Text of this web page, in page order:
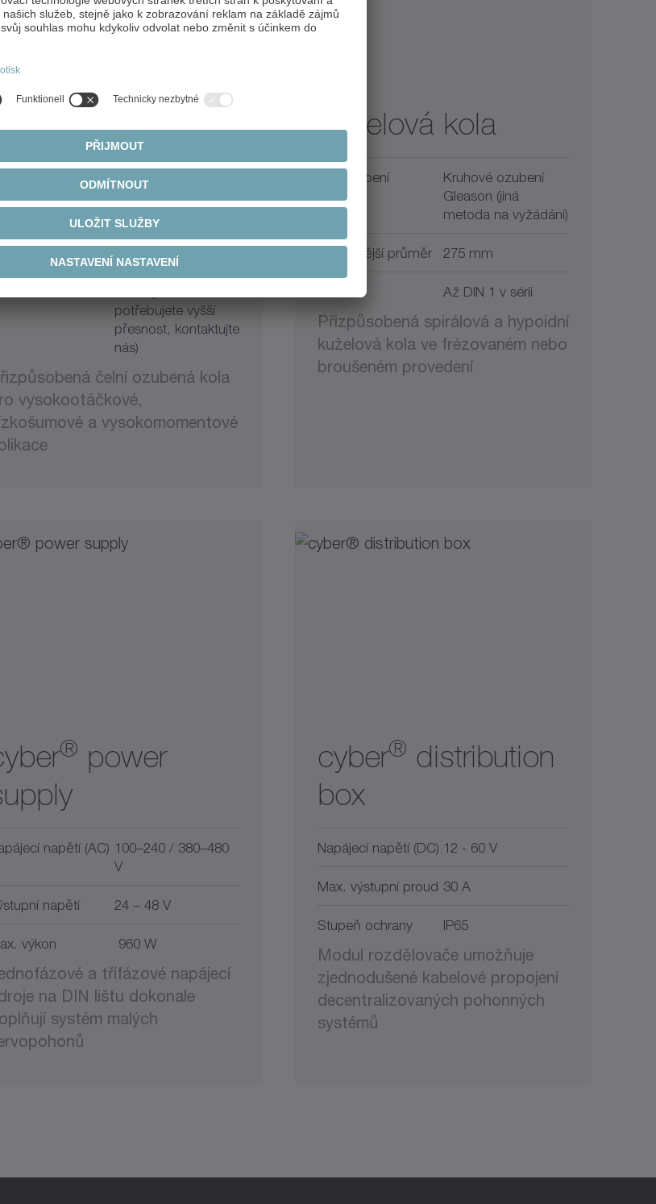
ozubená kola
Přímé, šikmé,
převod
potřebujete vyšší
přesnost, kontaktujte
nás)
čelní ozubená kola
vysokootáčkové,
a vysokomomentové
Kuželová kola
Typ ozubení
Kruhové ozubení
Gleason (jiná
metoda na vyžádání)
Max. vnější průměr 275 mm
Až DIN 1 v sérii
Přizpůsobená spirálová a hypoidní
kuželová kola ve frézovaném nebo
broušeném provedení
® power
napětí (AC) 100–240 / 380–480
V
napětí 24 – 48 V
výkon 960 W
a třífázové napájecí
na DIN lištu dokonale
systém malých
cyber® distribution
box
Napájecí napětí (DC) 12 - 60 V
Max. výstupní proud 30 A
Stupeň ochrany IP65
Modul rozdělovače umožňuje
zjednodušené kabelové propojení
decentralizovaných pohonných
systémů